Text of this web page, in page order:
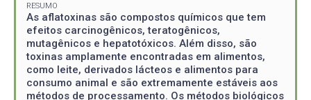
RESUMO
As aflatoxinas são compostos químicos que tem
efeitos carcinogênicos, teratogênicos,
mutagênicos e hepatotóxicos. Além disso, são
toxinas amplamente encontradas em alimentos,
como leite, derivados lácteos e alimentos para
consumo animal e são extremamente estáveis aos
métodos de processamento. Os métodos biológicos